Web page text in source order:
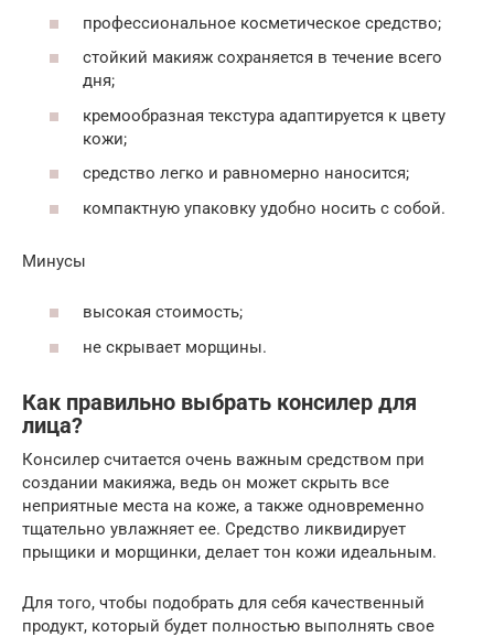
профессиональное косметическое средство;
стойкий макияж сохраняется в течение всего
дня;
кремообразная текстура адаптируется к цвету
кожи;
средство легко и равномерно наносится;
компактную упаковку удобно носить с собой.
Минусы
высокая стоимость;
не скрывает морщины.
Как правильно выбрать консилер для
лица?
Консилер считается очень важным средством при
создании макияжа, ведь он может скрыть все
неприятные места на коже, а также одновременно
тщательно увлажняет ее. Средство ликвидирует
прыщики и морщинки, делает тон кожи идеальным.
Для того, чтобы подобрать для себя качественный
продукт, который будет полностью выполнять свое